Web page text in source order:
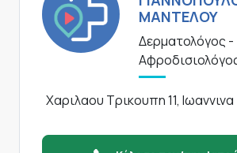
ΜΑΝΤΕΛΟΥ
Δερματολόγος -
Χαριλαου Τρικουπη 11, Ιωαννινα